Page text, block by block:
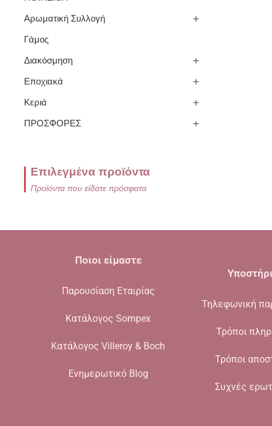
Αρωματική Συλλογή
Γάμος
Διακόσμηση
Εποχιακά
Κεριά
ΠΡΟΣΦΟΡΕΣ
Επιλεγμένα προϊόντα
Προϊόντα που είδατε πρόσφατα
Ποιοι είμαστε
Παρουσίαση Εταιρίας
Κατάλογος Sompex
Κατάλογος Villeroy & Boch
Ενημερωτικό Blog
Τηλεφωνική
Τρόποι
Τρόποι
Συχνές